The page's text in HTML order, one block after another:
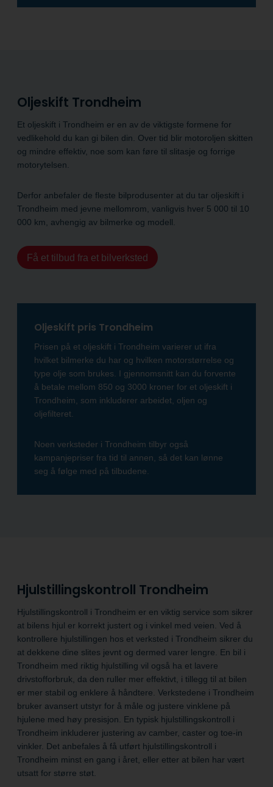
Oljeskift Trondheim
Et oljeskift i Trondheim er en av de viktigste formene for
vedlikehold du kan gi bilen din. Over tid blir motoroljen skitten
og mindre effektiv, noe som kan føre til slitasje og forrige
motorytelsen.
Derfor anbefaler de fleste bilprodusenter at du tar oljeskift i
Trondheim med jevne mellomrom, vanligvis hver 5 000 til 10
000 km, avhengig av bilmerke og modell.
Få et tilbud fra et bilverksted
Oljeskift pris Trondheim
Prisen på et oljeskift i Trondheim varierer ut ifra
hvilket bilmerke du har og hvilken motorstørrelse og
type olje som brukes. I gjennomsnitt kan du forvente
å betale mellom 850 og 3000 kroner for et oljeskift i
Trondheim, som inkluderer arbeidet, oljen og
oljefilteret.
Noen verksteder i Trondheim tilbyr også
kampanjepriser fra tid til annen, så det kan lønne
seg å følge med på tilbudene.
Hjulstillingskontroll Trondheim
Hjulstillingskontroll i Trondheim er en viktig service som sikrer
at bilens hjul er korrekt justert og i vinkel med veien. Ved å
kontrollere hjulstillingen hos et verksted i Trondheim sikrer du
at dekkene dine slites jevnt og dermed varer lengre. En bil i
Trondheim med riktig hjulstilling vil også ha et lavere
drivstofforbruk, da den ruller mer effektivt, i tillegg til at bilen
er mer stabil og enklere å håndtere. Verkstedene i Trondheim
bruker avansert utstyr for å måle og justere vinklene på
hjulene med høy presisjon. En typisk hjulstillingskontroll i
Trondheim inkluderer justering av camber, caster og toe-in
vinkler. Det anbefales å få utført hjulstillingskontroll i
Trondheim minst en gang i året, eller etter at bilen har vært
utsatt for større støt.